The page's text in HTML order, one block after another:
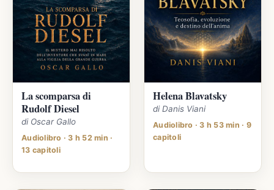
La scomparsa di
Rudolf Diesel
di Oscar Gallo
Audiolibro · 3 h 52 min ·
13 capitoli
Helena Blavatsky
di Danis Viani
Audiolibro · 3 h 53 min · 9
capitoli